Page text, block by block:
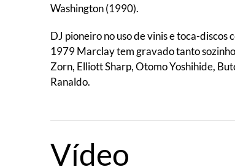
Washington (1990).
DJ pioneiro no uso de vinis e toca-
1979 Marclay tem gravado tanto
Zorn, Elliott Sharp, Otomo Yoshihide,
Ranaldo.
Vídeo